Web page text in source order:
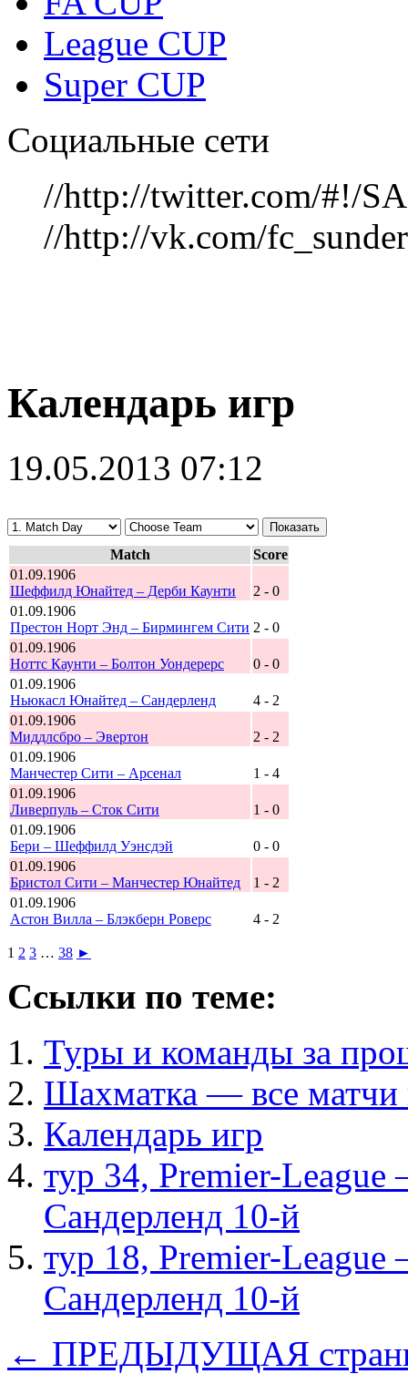
League CUP
Super CUP
Социальные сети
//http://twitter.com/#!/
//http://vk.com/
Календарь игр
19.05.2013 07:12
Match
Score
01.09.1906
Шеффилд Юнайтед – Дерби Каунти
2 - 0
01.09.1906
Престон Норт Энд – Бирмингем Сити 2 - 0
01.09.1906
Ноттс Каунти – Болтон Уондерерс
0 - 0
01.09.1906
Ньюкасл Юнайтед – Сандерленд
4 - 2
01.09.1906
Миддлсбро – Эвертон
2 - 2
01.09.1906
Манчестер Сити – Арсенал
1 - 4
01.09.1906
Ливерпуль – Сток Сити
1 - 0
01.09.1906
Бери – Шеффилд Уэнсдэй
0 - 0
01.09.1906
Бристол Сити – Манчестер Юнайтед
1 - 2
01.09.1906
Астон Вилла – Блэкберн Роверс
4 - 2
1 2 3 … 38 ►
Ссылки по теме:
Туры и команды за
Шахматка — все матчи
Календарь игр
тур 34, Рremier-
Сандерленд 10-й
тур 18, Рremier-
Сандерленд 10-й
← ПРЕДЫДУЩАЯ